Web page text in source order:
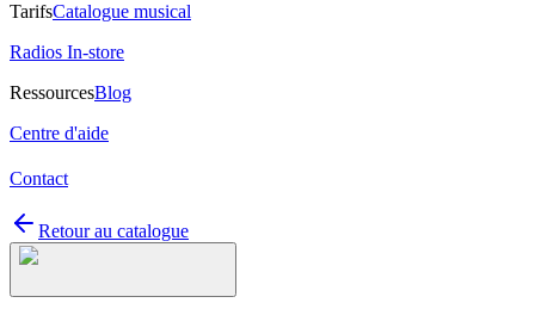
TarifsCatalogue musical
Radios In-store
RessourcesBlog
Centre d'aide
Contact
Retour au catalogue